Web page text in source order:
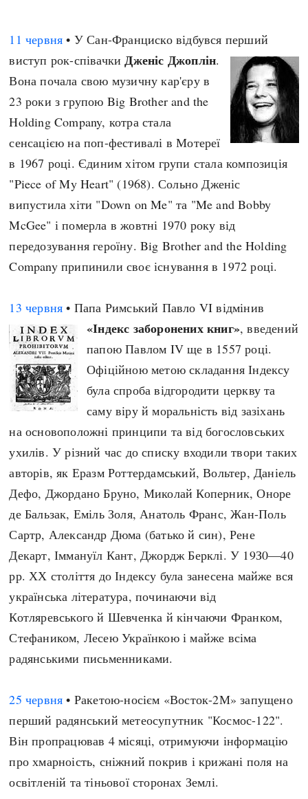
11 червня • У Сан-Франциско відбувся перший
виступ рок-співачкиДженіс Джоплін.
Вона почала свою музичну кар'єру в
23 роки з групою Big Brother and the
Holding Company, котра стала
сенсацією на поп-фестивалі в Мотереї
в 1967 році. Єдиним хітом групи стала композиція
"Piece of My Heart" (1968). Сольно Дженіс
випустила хіти "Down on Me" та "Me and Bobby
McGee" і померла в жовтні 1970 року від
передозування героїну. Big Brother and the Holding
Company припинили своє існування в 1972 році.
13 червня • Папа Римський Павло VI відмінив
«Індекс заборонених книг», введений
папою Павлом IV ще в 1557 році.
Офіційною метою складання Індексу
була спроба відгородити церкву та
саму віру й моральність від зазіхань
на основоположні принципи та від богословських
ухилів. У різний час до списку входили твори таких
авторів, як Еразм Роттердамський, Вольтер, Даніель
Дефо, Джордано Бруно, Миколай Коперник, Оноре
де Бальзак, Еміль Золя, Анатоль Франс, Жан-Поль
Сартр, Александр Дюма (батько й син), Рене
Декарт, Іммануїл Кант, Джордж Берклі. У 19З0—40
рр. ХХ століття до Індексу була занесена майже вся
українська література, починаючи від
Котляревського й Шевченка й кінчаючи Франком,
Стефаником, Лесею Українкою і майже всіма
радянськими письменниками.
25 червня • Ракетою-носієм «Восток-2М» запущено
перший радянський метеосупутник "Космос-122".
Він пропрацював 4 місяці, отримуючи інформацію
про хмарноість, сніжний покрив і крижані поля на
освітленій та тіньової сторонах Землі.